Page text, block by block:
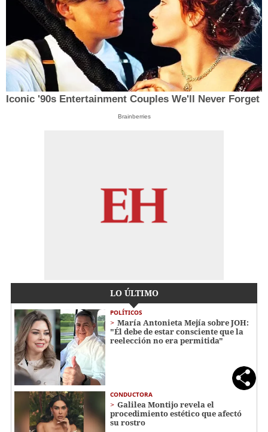
Iconic '90s Entertainment Couples We'll Never Forget
Brainberries
LO ÚLTIMO
POLÍTICOS
María Antonieta Mejía sobre JOH:
"Él debe de estar consciente que la
reelección no era permitida"
CONDUCTORA
Galilea Montijo revela el
procedimiento estético que afectó
su rostro